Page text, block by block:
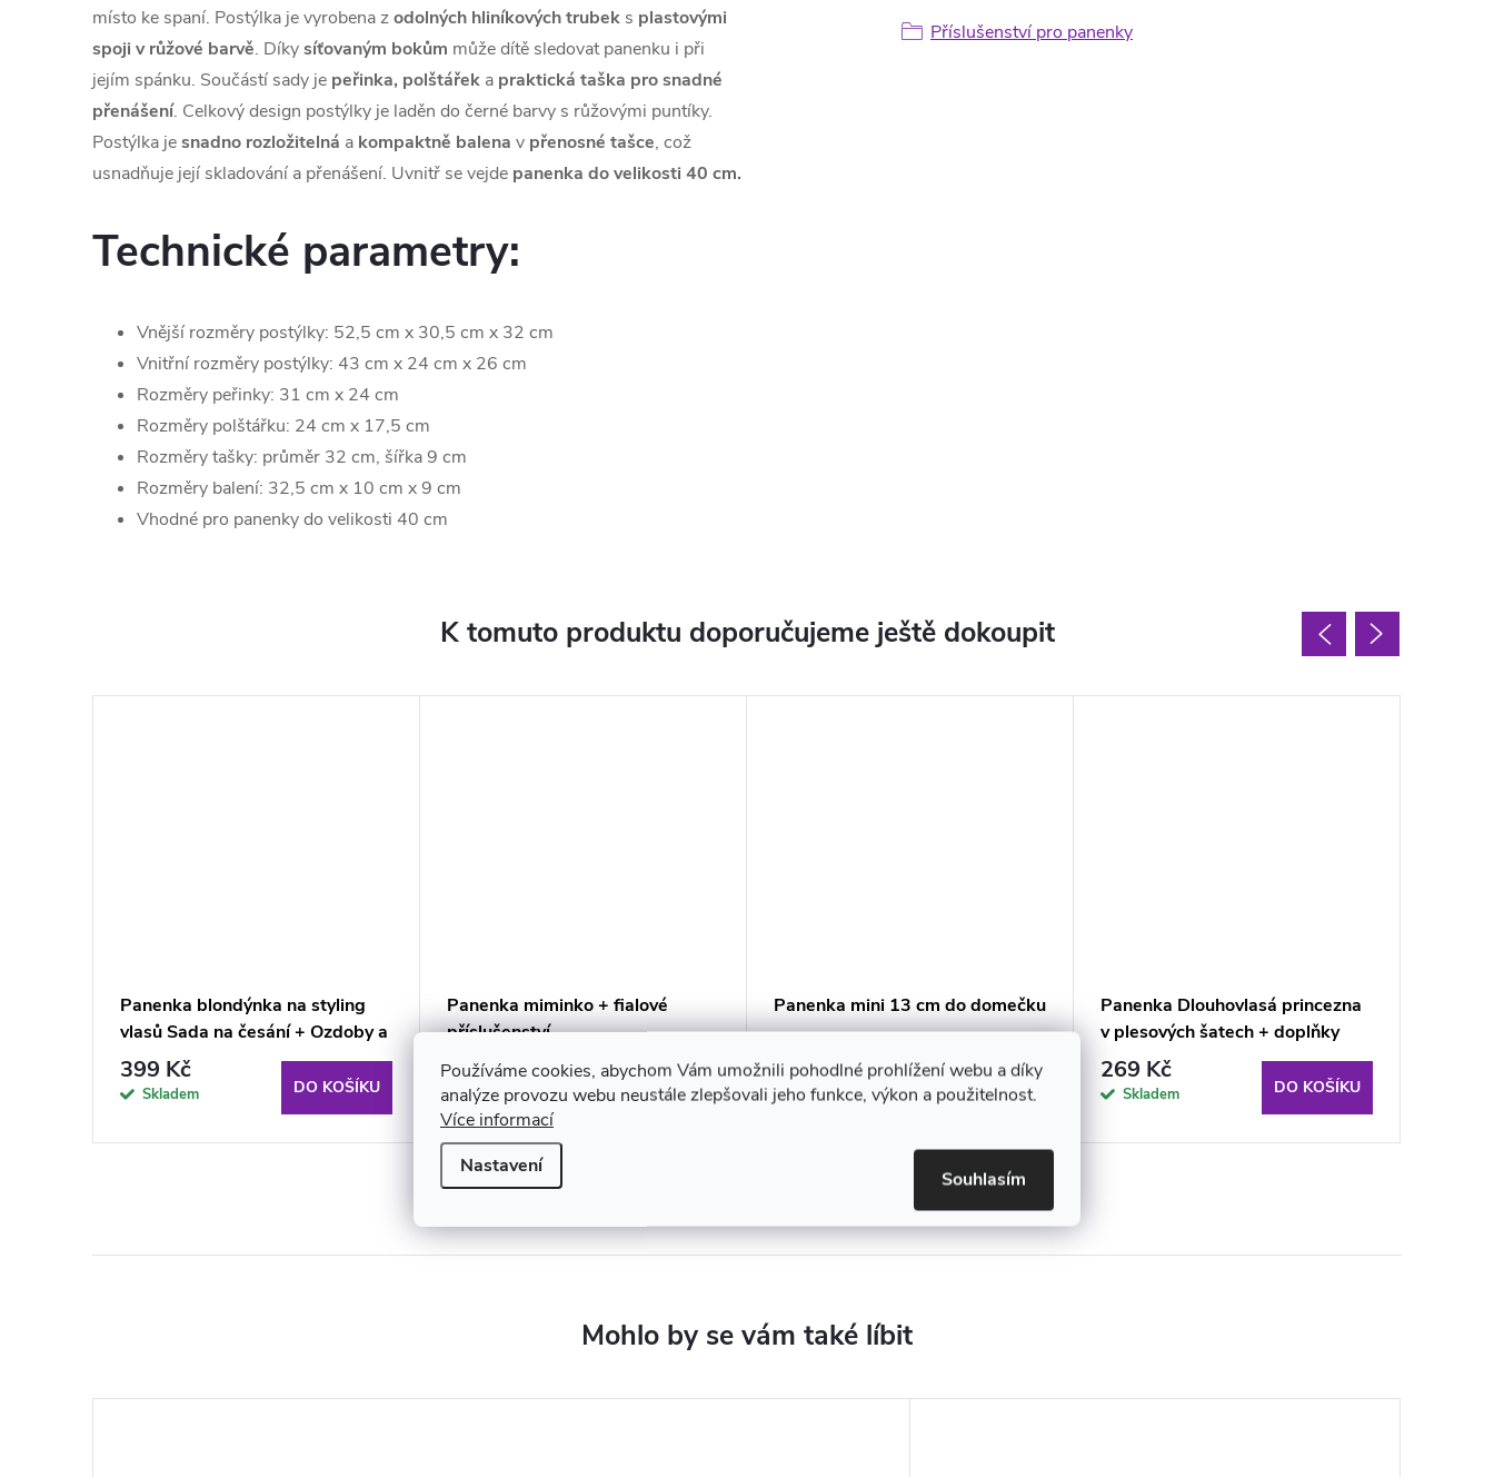
Používáme cookies, abychom Vám umožnili pohodlné prohlížení webu a díky
analýze provozu webu neustále zlepšovali jeho funkce, výkon a použitelnost.
Více informací
Nastavení
Souhlasím
místo ke spaní. Postýlka je vyrobena zodolných hliníkových trubek s plastovými
spoji v růžové barvě. Díkysíťovaným bokům může dítě sledovat panenku i při
jejím spánku. Součástí sady je peřinka, polštářek a praktická taška pro snadné
přenášení. Celkový design postýlky je laděn do černé barvy s růžovými puntíky.
Postýlka jesnadno rozložitelná a kompaktně balena v přenosné tašce, což
usnadňuje její skladování a přenášení. Uvnitř se vejde panenka do velikosti 40 cm.
Technické parametry:
Vnější rozměry postýlky: 52,5 cm x 30,5 cm x 32 cm
Vnitřní rozměry postýlky: 43 cm x 24 cm x 26 cm
Rozměry peřinky: 31 cm x 24 cm
Rozměry polštářku: 24 cm x 17,5 cm
Rozměry tašky: průměr 32 cm, šířka 9 cm
Rozměry balení: 32,5 cm x 10 cm x 9 cm
Vhodné pro panenky do velikosti 40 cm
Příslušenství pro panenky
K tomuto produktu doporučujeme ještě dokoupit
Panenka blondýnka na styling
vlasů Sada na česání + Ozdoby a
doplňky
399 Kč
Skladem DO KOŠÍKU
Panenka miminko + fialové
příslušenství
589 Kč
Skladem DO KOŠÍKU
Panenka mini 13 cm do domečku
39 Kč
Skladem DO KOŠÍKU
Panenka Dlouhovlasá princezna
v plesových šatech + doplňky
269 Kč
Skladem DO KOŠÍKU